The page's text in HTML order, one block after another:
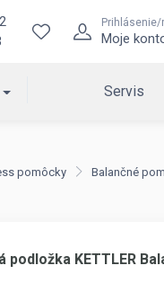
Moje
Servis
pomôcky Balančné
podložka KETTLER